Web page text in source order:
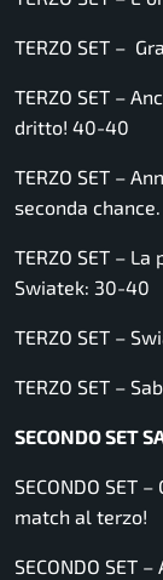
TERZO SET –
TERZO SET –
dritto! 40-40
TERZO SET –
seconda chance.
TERZO SET –
Swiatek: 30-40
TERZO SET –
TERZO SET –
SECONDO SET
SECONDO SET
match al terzo!
SECONDO SET